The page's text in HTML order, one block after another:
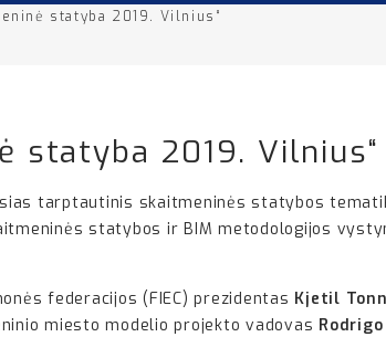
statyba 2019. Vilnius“
statyba 2019. Vilnius“
tarptautinis skaitmeninės statybos
statybos ir BIM metodologijos
federacijos (FIEC) prezidentas Kjetil
miesto modelio projekto vadovas